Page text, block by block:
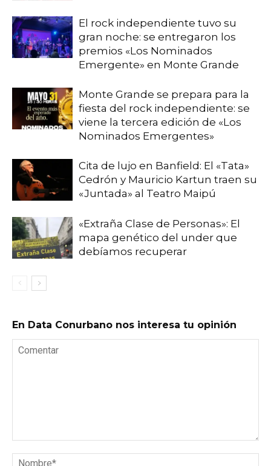
El rock independiente tuvo su
gran noche: se entregaron los
premios «Los Nominados
Emergente» en Monte Grande
Monte Grande se prepara para la
fiesta del rock independiente: se
viene la tercera edición de «Los
Nominados Emergentes»
Cita de lujo en Banfield: El «Tata»
Cedrón y Mauricio Kartun traen su
«Juntada» al Teatro Maipú
«Extraña Clase de Personas»: El
mapa genético del under que
debíamos recuperar
En Data Conurbano nos interesa tu opinión